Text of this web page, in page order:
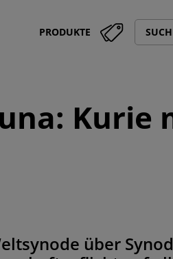
PRODUKTE
Kurie
über